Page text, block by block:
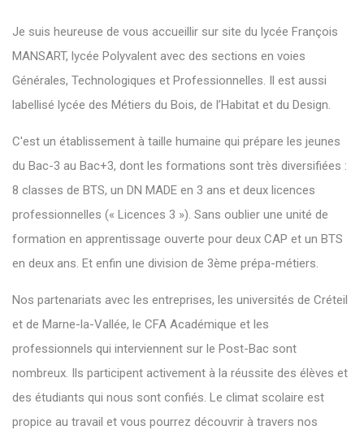
Je suis heureuse de vous accueillir sur site du lycée François
MANSART, lycée Polyvalent avec des sections en voies
Générales, Technologiques et Professionnelles. Il est aussi
labellisé lycée des Métiers du Bois, de l’Habitat et du Design.
C'est un établissement à taille humaine qui prépare les jeunes
du Bac-3 au Bac+3, dont les formations sont très diversifiées :
8 classes de BTS, un DN MADE en 3 ans et deux licences
professionnelles (« Licences 3 »). Sans oublier une unité de
formation en apprentissage ouverte pour deux CAP et un BTS
en deux ans. Et enfin une division de 3ème prépa-métiers.
Nos partenariats avec les entreprises, les universités de Créteil
et de Marne-la-Vallée, le CFA Académique et les
professionnels qui interviennent sur le Post-Bac sont
nombreux. Ils participent activement à la réussite des élèves et
des étudiants qui nous sont confiés. Le climat scolaire est
propice au travail et vous pourrez découvrir à travers nos